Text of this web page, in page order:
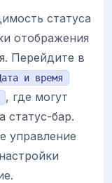
статуса
отображения
Перейдите в
и время
, где могут
статус-бар.
управление